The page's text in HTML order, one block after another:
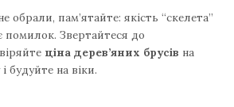
обрали, пам’ятайте: якість “скелета”
помилок. Звертайтеся до
ціна дерев’яних брусів на
будуйте на віки.